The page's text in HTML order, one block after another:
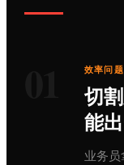
效率问题
切
能
业务